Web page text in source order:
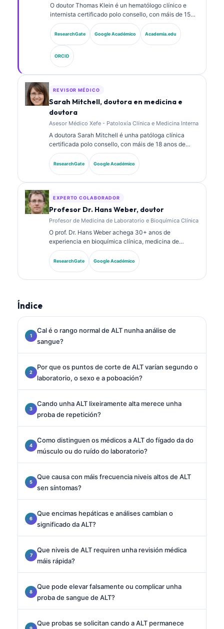
O doutor Thomas Klein é un hematólogo clínico e
internista certificado polo consello, con máis de 15
anos de experiencia en medicina de laboratorio e
análise clínica asistida por IA. Como director médico
en Kantesti AI, proporciona supervisión clínica sobre
a exactitude médica da rede neuronal propietaria. O
doutor Klein publicou extensamente sobre a
interpretación de biomarcadores e diagnósticos de
laboratorio en temas de medicina de laboratorio.
ResearchGate Google Académico Academia.edu
ORCID
REVISOR MÉDICO
Sarah Mitchell, doutora en medicina e
doutora
Asesor Médico Xefe - Patoloxía Clínica e Medicina Interna
A doutora Sarah Mitchell é unha patóloga clínica
certificada polo consello, con máis de 18 anos de
experiencia en medicina de laboratorio e análise
diagnóstica. Ten certificacións de especialidade en
química clínica e publicou extensamente sobre
ResearchGate Google Académico
EXPERTO COLABORADOR
Profesor Dr. Hans Weber, doutor
Profesor de Medicina de Laboratorio e Bioquímica Clínica
O prof. Dr. Hans Weber achega 30+ anos de
experiencia en bioquímica clínica, medicina de
laboratorio e investigación de biomarcadores. Ex
presidente da Sociedade Alemá de Química Clínica,
especialízase na análise de paneis diagnósticos, na
ResearchGate Google Académico
Índice
Cal é o rango normal de ALT nunha análise de
sangue?
Por que os puntos de corte de ALT varían segundo o
laboratorio, o sexo e a poboación?
Cando unha ALT lixeiramente alta merece unha
proba de repetición?
Como distinguen os médicos a ALT do fígado da do
músculo ou do ruído do laboratorio?
Que causa con máis frecuencia niveis altos de ALT
sen síntomas?
Que encimas hepáticas e análises cambian o
significado da ALT?
Que niveis de ALT requiren unha revisión médica
máis rápida?
Que pode elevar falsamente ou complicar unha
proba de sangue de ALT?
Que probas se solicitan cando a ALT permanece